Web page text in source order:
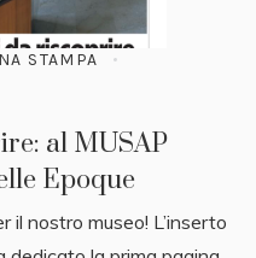
STAMPA
al MUSAP
Epoque
il nostro museo! L’inserto